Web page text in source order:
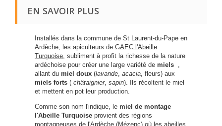
EN SAVOIR PLUS
Installés dans la commune de St Laurent-du-Pape en
Ardèche, les apiculteurs de GAEC l'Abeille
Turquoise, subliment à profit la richesse de la nature
ardéchoise pour créer une large variété de miels ,
allant du miel doux (lavande, acacia, fleurs) aux
miels forts ( châtaignier, sapin). Ils récoltent le miel
et mettent en pot leur production.
Comme son nom l'indique, le miel de montage
l'Abeille Turquoise provient des régions
montagneuses de l'Ardèche (Mézenc) où les abeilles